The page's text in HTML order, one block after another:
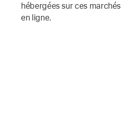
hébergées sur ces marchés
en ligne.